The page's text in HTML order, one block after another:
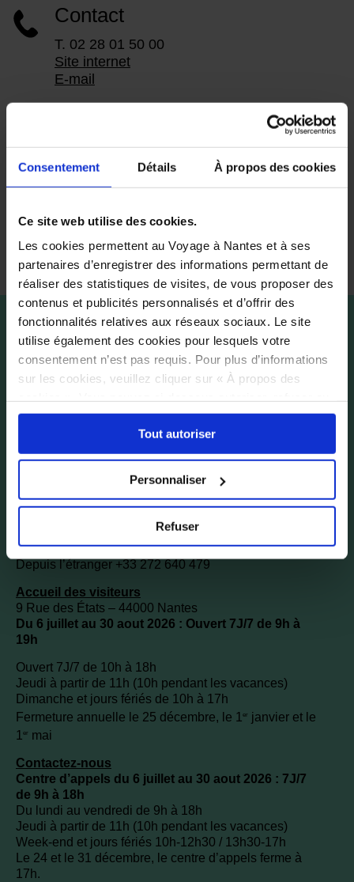
Consentement Détails À propos des cookies
Ce site web utilise des cookies.
Les cookies permettent au Voyage à Nantes et à ses
partenaires d’enregistrer des informations permettant de
réaliser des statistiques de visites, de vous proposer des
contenus et publicités personnalisés et d’offrir des
fonctionnalités relatives aux réseaux sociaux. Le site
utilise également des cookies pour lesquels votre
consentement n’est pas requis. Pour plus d’informations
sur les cookies, veuillez cliquer sur « À propos des
sélectionner les cookies selon les finalités via l'onglet
« Détails ». À tout moment, vous pouvez modifier votre
choix en cliquant sur le lien « Cookies » en bas des
Tout autoriser
Personnaliser
Refuser
Contact
T. 02 28 01 50 00
Site internet
E-mail
Du mercredi au vendredi, et dimanche de
14h à 18h.
Visites de groupe sur rendez-vous.
et 1er mai.
Depuis l’étranger +33 272 640 479
Accueil des visiteurs
9 Rue des États – 44000 Nantes
Du 6 juillet au 30 aout 2026 : Ouvert 7J/7 de 9h à
19h
Ouvert 7J/7 de 10h à 18h
Jeudi à partir de 11h (10h pendant les vacances)
Dimanche et jours fériés de 10h à 17h
Fermeture annuelle le 25 décembre, le 1 er
janvier et le
1 er mai
Contactez-nous
Centre d’appels du 6 juillet au 30 aout 2026 : 7J/7
de 9h à 18h
Du lundi au vendredi de 9h à 18h
Jeudi à partir de 11h (10h pendant les vacances)
Week-end et jours fériés 10h-12h30 / 13h30-17h
Le 24 et le 31 décembre, le centre d’appels ferme à
17h.